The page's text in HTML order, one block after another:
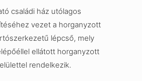
családi ház utólagos
vezet a horganyzott
lépcső, mely
ellátott horganyzott
rendelkezik.